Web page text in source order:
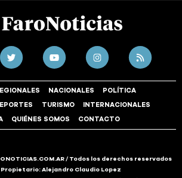
NACIONALES POLÍTICA
TURISMO INTERNACIONALES
QUIÉNES SOMOS CONTACTO
/ Todos los derechos reservados
Alejandro Claudio Lopez